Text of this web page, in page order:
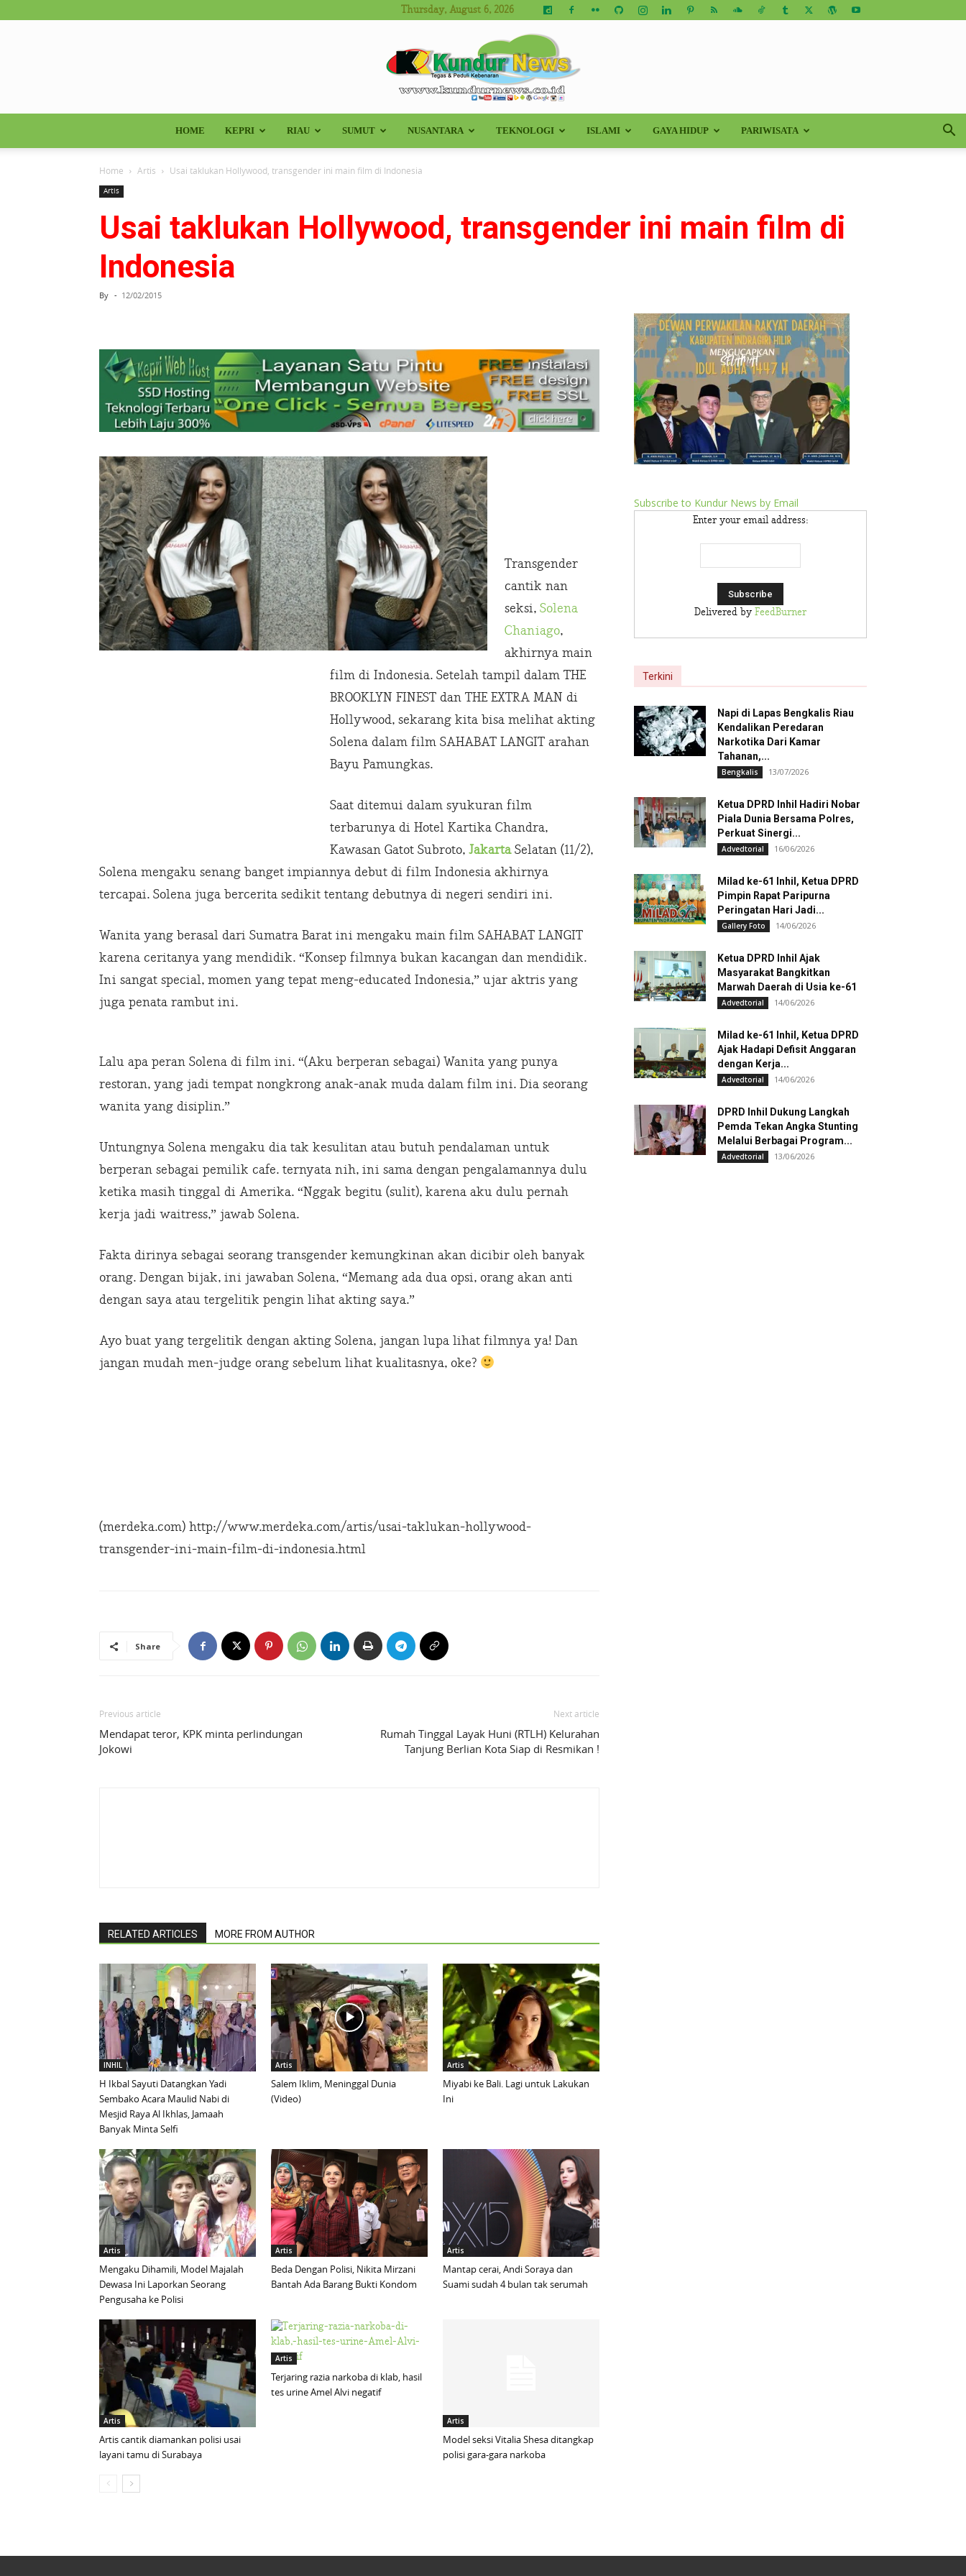
Thursday, August 6, 2026
Kundur
News
HOME KEPRI RIAU SUMUT NUSANTARA TEKNOLOGI ISLAMI GAYA HIDUP PARIWISATA
Home Artis Usai taklukan Hollywood, transgender ini main film di Indonesia
Artis
Usai taklukan Hollywood, transgender ini main film di
Indonesia
By - 12/02/2015
Transgender
cantik nan
seksi, Solena
Chaniago,
akhirnya main
film di Indonesia. Setelah tampil dalam THE
BROOKLYN FINEST dan THE EXTRA MAN di
Hollywood, sekarang kita bisa melihat akting
Solena dalam film SAHABAT LANGIT arahan
Bayu Pamungkas.
Saat ditemui dalam syukuran film
terbarunya di Hotel Kartika Chandra,
Kawasan Gatot Subroto, JakartaSelatan (11/2),
Solena mengaku senang banget impiannya debut di film Indonesia akhirnya
tercapai. Solena juga bercerita sedikit tentang debutnya di negeri sendiri ini.
Wanita yang berasal dari Sumatra Barat ini mengaku main film SAHABAT LANGIT
karena ceritanya yang mendidik. “Konsep filmnya bukan kacangan dan mendidik.
Ini sangat special, momen yang tepat meng-educated Indonesia,” ujar aktris yang
juga penata rambut ini.
Lalu apa peran Solena di film ini. “(Aku berperan sebagai) Wanita yang punya
restoran, yang jadi tempat nongkrong anak-anak muda dalam film ini. Dia seorang
wanita yang disiplin.”
Untungnya Solena mengaku dia tak kesulitan atau butuh pendalaman untuk
berperan sebagai pemilik cafe. ternyata nih, ini sama dengan pengalamannya dulu
ketika masih tinggal di Amerika. “Nggak begitu (sulit), karena aku dulu pernah
kerja jadi waitress,” jawab Solena.
Fakta dirinya sebagai seorang transgender kemungkinan akan dicibir oleh banyak
orang. Dengan bijak, ini jawaban Solena, “Memang ada dua opsi, orang akan anti
dengan saya atau tergelitik pengin lihat akting saya.”
Ayo buat yang tergelitik dengan akting Solena, jangan lupa lihat filmnya ya! Dan
jangan mudah men-judge orang sebelum lihat kualitasnya, oke?
(merdeka.com) http://www.merdeka.com/artis/usai-taklukan-hollywood-
transgender-ini-main-film-di-indonesia.html
Share
Previous article
Mendapat teror, KPK minta perlindungan
Jokowi
Next article
Rumah Tinggal Layak Huni (RTLH) Kelurahan
Tanjung Berlian Kota Siap di Resmikan !
RELATED ARTICLES MORE FROM AUTHOR
INHIL
H Ikbal Sayuti Datangkan Yadi
Sembako Acara Maulid Nabi di
Mesjid Raya Al Ikhlas, Jamaah
Banyak Minta Selfi
Artis
Salem Iklim, Meninggal Dunia
(Video)
Artis
Miyabi ke Bali. Lagi untuk Lakukan
Ini
Artis
Mengaku Dihamili, Model Majalah
Dewasa Ini Laporkan Seorang
Pengusaha ke Polisi
Artis
Beda Dengan Polisi, Nikita Mirzani
Bantah Ada Barang Bukti Kondom
Artis
Mantap cerai, Andi Soraya dan
Suami sudah 4 bulan tak serumah
Artis
Artis cantik diamankan polisi usai
layani tamu di Surabaya
Artis
Terjaring razia narkoba di klab, hasil
tes urine Amel Alvi negatif
Artis
Model seksi Vitalia Shesa ditangkap
polisi gara-gara narkoba
Subscribe to Kundur News by Email
Enter your email address:
Delivered by FeedBurner
Terkini
Napi di Lapas Bengkalis Riau
Kendalikan Peredaran
Narkotika Dari Kamar
Tahanan,...
Bengkalis 13/07/2026
Ketua DPRD Inhil Hadiri Nobar
Piala Dunia Bersama Polres,
Perkuat Sinergi...
Advedtorial 16/06/2026
Milad ke-61 Inhil, Ketua DPRD
Pimpin Rapat Paripurna
Peringatan Hari Jadi...
Gallery Foto 14/06/2026
Ketua DPRD Inhil Ajak
Masyarakat Bangkitkan
Marwah Daerah di Usia ke-61
Advedtorial 14/06/2026
Milad ke-61 Inhil, Ketua DPRD
Ajak Hadapi Defisit Anggaran
dengan Kerja...
Advedtorial 14/06/2026
DPRD Inhil Dukung Langkah
Pemda Tekan Angka Stunting
Melalui Berbagai Program...
Advedtorial 13/06/2026